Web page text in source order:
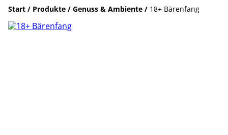
Start / Produkte / Genuss & Ambiente / 18+ Bärenfang